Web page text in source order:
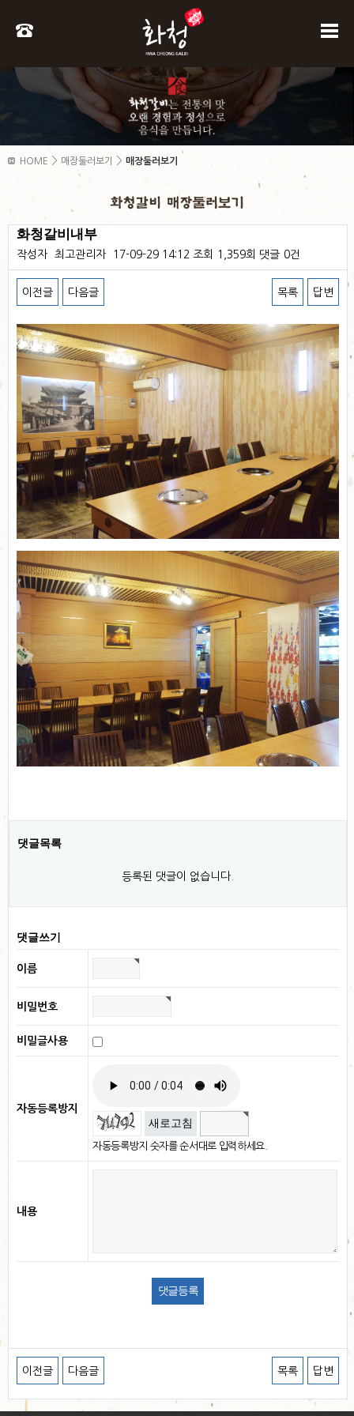
HOME > 매장둘러보기 > 매장둘러보기
화청갈비내부
작성자 최고관리자 17-09-29 14:12 조회 1,359회 댓글 0건
이전글 다음글 목록 답변
본문
댓글목록
등록된 댓글이 없습니다.
댓글쓰기
이름
비밀번호
비밀글사용
자동등록방지
새로고침
자동등록방지 숫자를 순서대로 입력하세요.
내용
이전글 다음글 목록 답변